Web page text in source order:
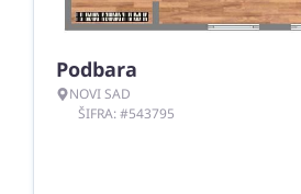
Podbara
NOVI SAD
ŠIFRA: #543795